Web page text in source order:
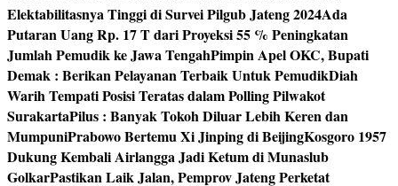
Elektabilitasnya Tinggi di Survei Pilgub Jateng 2024Ada
Putaran Uang Rp. 17 T dari Proyeksi 55 % Peningkatan
Jumlah Pemudik ke Jawa TengahPimpin Apel OKC, Bupati
Demak : Berikan Pelayanan Terbaik Untuk PemudikDiah
Warih Tempati Posisi Teratas dalam Polling Pilwakot
SurakartaPilus : Banyak Tokoh Diluar Lebih Keren dan
MumpuniPrabowo Bertemu Xi Jinping di BeijingKosgoro 1957
Dukung Kembali Airlangga Jadi Ketum di Munaslub
GolkarPastikan Laik Jalan, Pemprov Jateng Perketat